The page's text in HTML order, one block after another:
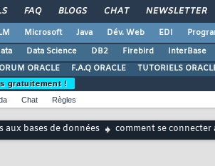
FAQ BLOGS CHAT NEWSLETTER
Microsoft Java Dév. Web EDI
Data Science DB2 Firebird InterBase
ORACLE F.A.Q ORACLE TUTORIELS
gratuitement !
Chat Règles
aux bases de données comment se connecter